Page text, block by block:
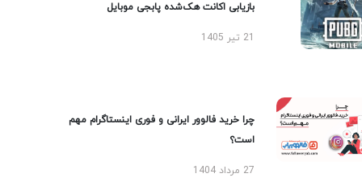
بازیابی اکانت هک‌شده پابجی موبایل
چرا خرید فالوور ایرانی و فوری اینستاگرام مهم
است؟
27 مرداد 1404